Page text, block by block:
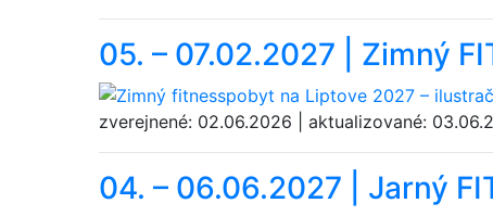
05. – 07.02.2027 | Zimný
zverejnené: 02.06.2026 | aktualizované:
04. – 06.06.2027 | Jarný